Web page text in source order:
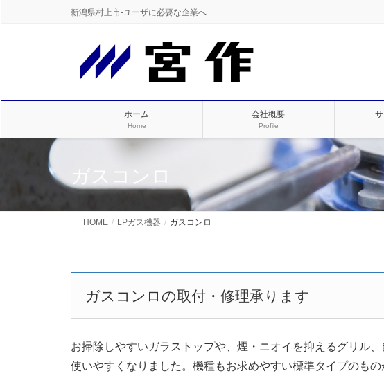
新潟県村上市-ユーザに必要な企業へ
ホーム
Home
会社概要
Profile
ガスコンロ
HOME LPガス機器 ガスコンロ
ガスコンロの取付・修理承ります
お掃除しやすいガラストップや、煙・ニオイを抑えるグリル
使いやすくなりました。機種もお求めやすい標準タイプのも